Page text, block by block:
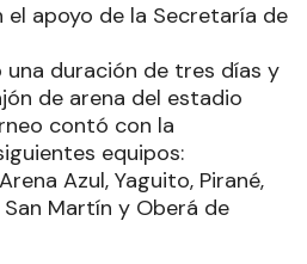
apoyo de la Secretaría de
duración de tres días y
de arena del estadio
contó con la
equipos:
Azul, Yaguito, Pirané,
San Martín y Oberá de